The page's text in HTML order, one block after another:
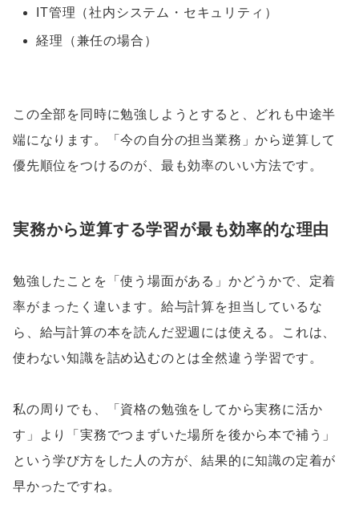
IT管理（社内システム・セキュリティ）
経理（兼任の場合）
この全部を同時に勉強しようとすると、どれも中途半
端になります。「今の自分の担当業務」から逆算して
優先順位をつけるのが、最も効率のいい方法です。
実務から逆算する学習が最も効率的な理由
勉強したことを「使う場面がある」かどうかで、定着
率がまったく違います。給与計算を担当しているな
ら、給与計算の本を読んだ翌週には使える。これは、
使わない知識を詰め込むのとは全然違う学習です。
私の周りでも、「資格の勉強をしてから実務に活か
す」より「実務でつまずいた場所を後から本で補う」
という学び方をした人の方が、結果的に知識の定着が
早かったですね。